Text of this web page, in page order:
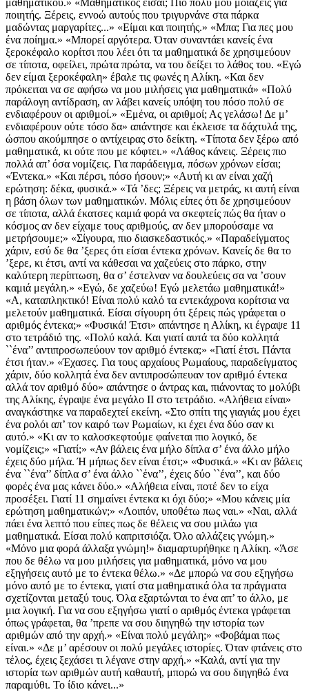
μαθηματικού.» «Μαθηματικός είσαι; Πιο πολύ μου μοιάζεις για
ποιητής. Ξέρεις, εννοώ αυτούς που τριγυρνάνε στα πάρκα
μαδώντας μαργαρίτες...» «Είμαι και ποιητής.» «Μπα; Για πες μου
ένα ποίημα.» «Μπορεί αργότερα. Όταν συναντάει κανείς ένα
ξεροκέφαλο κορίτσι που λέει ότι τα μαθηματικά δε χρησιμεύουν
σε τίποτα, οφείλει, πρώτα πρώτα, να του δείξει το λάθος του. «Εγώ
δεν είμαι ξεροκέφαλη» έβαλε τις φωνές η Αλίκη. «Και δεν
πρόκειται να σε αφήσω να μου μιλήσεις για μαθηματικά» «Πολύ
παράλογη αντίδραση, αν λάβει κανείς υπόψη του πόσο πολύ σε
ενδιαφέρουν οι αριθμοί.» «Εμένα, οι αριθμοί; Ας γελάσω! Δε μ’
ενδιαφέρουν ούτε τόσο δα» απάντησε και έκλεισε τα δάχτυλά της,
ώσπου ακούμπησε ο αντίχειρας στο δείκτη. «Τίποτα δεν ξέρω από
μαθηματικά, κι ούτε που με κόφτει.» «Λάθος κάνεις. Ξέρεις πιο
πολλά απ’ όσα νομίζεις. Για παράδειγμα, πόσων χρόνων είσαι;
«Έντεκα.» «Και πέρσι, πόσο ήσουν;» «Αυτή κι αν είναι χαζή
ερώτηση: δέκα, φυσικά.» «Τά ’δες; Ξέρεις να μετράς, κι αυτή είναι
η βάση όλων των μαθηματικών. Μόλις είπες ότι δε χρησιμεύουν
σε τίποτα, αλλά έκατσες καμιά φορά να σκεφτείς πώς θα ήταν ο
κόσμος αν δεν είχαμε τους αριθμούς, αν δεν μπορούσαμε να
μετρήσουμε;» «Σίγουρα, πιο διασκεδαστικός.» «Παραδείγματος
χάριν, εσύ δε θα ’ξερες ότι είσαι έντεκα χρόνων. Κανείς δε θα το
’ξερε, κι έτσι, αντί να κάθεσαι να χαζεύεις στο πάρκο, στην
καλύτερη περίπτωση, θα σ’ έστελναν να δουλεύεις σα να ’σουν
καμιά μεγάλη.» «Εγώ, δε χαζεύω! Εγώ μελετάω μαθηματικά!»
«Α, καταπληκτικό! Είναι πολύ καλό τα εντεκάχρονα κορίτσια να
μελετούν μαθηματικά. Είσαι σίγουρη ότι ξέρεις πώς γράφεται ο
αριθμός έντεκα;» «Φυσικά! Έτσι» απάντησε η Αλίκη, κι έγραψε 11
στο τετράδιό της. «Πολύ καλά. Και γιατί αυτά τα δύο κολλητά
``ένα’’ αντιπροσωπεύουν τον αριθμό έντεκα;» «Γιατί έτσι. Πάντα
έτσι ήταν.» «Έχασες. Για τους αρχαίους Ρωμαίους, παραδείγματος
χάριν, δύο κολλητά ένα δεν αντιπροσώπευαν τον αριθμό έντεκα
αλλά τον αριθμό δύο» απάντησε ο άντρας και, πιάνοντας το μολύβι
της Αλίκης, έγραψε ένα μεγάλο ΙΙ στο τετράδιο. «Αλήθεια είναι»
αναγκάστηκε να παραδεχτεί εκείνη. «Στο σπίτι της γιαγιάς μου έχει
ένα ρολόι απ’ τον καιρό των Ρωμαίων, κι έχει ένα δύο σαν κι
αυτό.» «Κι αν το καλοσκεφτούμε φαίνεται πιο λογικό, δε
νομίζεις;» «Γιατί;» «Αν βάλεις ένα μήλο δίπλα σ’ ένα άλλο μήλο
έχεις δύο μήλα. Ή μήπως δεν είναι έτσι;» «Φυσικά.» «Κι αν βάλεις
ένα ``ένα’’ δίπλα σ’ ένα άλλο ``ένα’’, έχεις δύο ``ένα’’, και δύο
φορές ένα μας κάνει δύο.» «Αλήθεια είναι, ποτέ δεν το είχα
προσέξει. Γιατί 11 σημαίνει έντεκα κι όχι δύο;» «Μου κάνεις μία
ερώτηση μαθηματικών;» «Λοιπόν, υποθέτω πως ναι.» «Ναι, αλλά
πάει ένα λεπτό που είπες πως δε θέλεις να σου μιλάω για
μαθηματικά. Είσαι πολύ καπριτσιόζα. Όλο αλλάζεις γνώμη.»
«Μόνο μια φορά άλλαξα γνώμη!» διαμαρτυρήθηκε η Αλίκη. «Άσε
που δε θέλω να μου μιλήσεις για μαθηματικά, μόνο να μου
εξηγήσεις αυτό με το έντεκα θέλω.» «Δε μπορώ να σου εξηγήσω
μόνο αυτό με το έντεκα, γιατί στα μαθηματικά όλα τα πράγματα
σχετίζονται μεταξύ τους. Όλα εξαρτώνται το ένα απ’ το άλλο, με
μια λογική. Για να σου εξηγήσω γιατί ο αριθμός έντεκα γράφεται
όπως γράφεται, θα ’πρεπε να σου διηγηθώ την ιστορία των
αριθμών από την αρχή.» «Είναι πολύ μεγάλη;» «Φοβάμαι πως
είναι.» «Δε μ’ αρέσουν οι πολύ μεγάλες ιστορίες. Όταν φτάνεις στο
τέλος, έχεις ξεχάσει τι λέγανε στην αρχή.» «Καλά, αντί για την
ιστορία των αριθμών αυτή καθαυτή, μπορώ να σου διηγηθώ ένα
παραμύθι. Το ίδιο κάνει...»